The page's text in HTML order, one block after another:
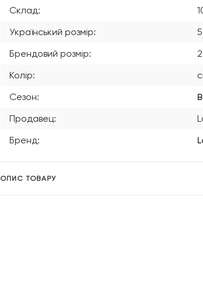
Склад:
Український розмір:
Брендовий розмір:
Колір:
Сезон:
Продавец:
Бренд:
ОПИС ТОВАРУ